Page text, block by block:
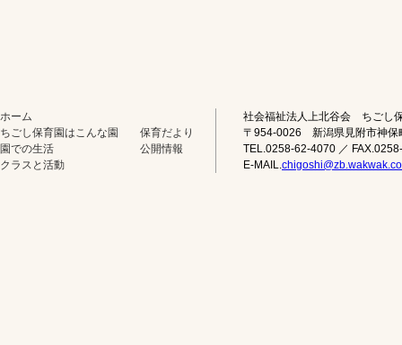
ホーム
ちごし保育園はこんな園
園での生活
クラスと活動
保育だより
公開情報
社会福祉法人上北谷会 ちごし
〒954-0026 新潟県見附市神保
TEL.0258-62-4070 ／
E-MAIL.